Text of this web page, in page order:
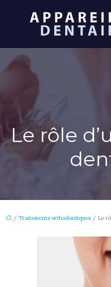
Le rôle
/ Traitements orthodontiques / Le